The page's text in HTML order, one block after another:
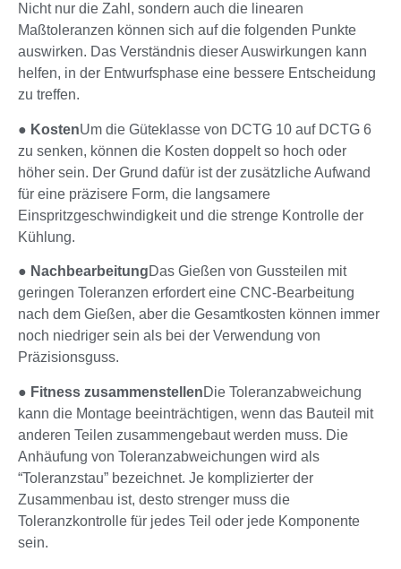
Nicht nur die Zahl, sondern auch die linearen
Maßtoleranzen können sich auf die folgenden Punkte
auswirken. Das Verständnis dieser Auswirkungen kann
helfen, in der Entwurfsphase eine bessere Entscheidung
zu treffen.
● KostenUm die Güteklasse von DCTG 10 auf DCTG 6
zu senken, können die Kosten doppelt so hoch oder
höher sein. Der Grund dafür ist der zusätzliche Aufwand
für eine präzisere Form, die langsamere
Einspritzgeschwindigkeit und die strenge Kontrolle der
Kühlung.
● NachbearbeitungDas Gießen von Gussteilen mit
geringen Toleranzen erfordert eine CNC-Bearbeitung
nach dem Gießen, aber die Gesamtkosten können immer
noch niedriger sein als bei der Verwendung von
Präzisionsguss.
● Fitness zusammenstellenDie Toleranzabweichung
kann die Montage beeinträchtigen, wenn das Bauteil mit
anderen Teilen zusammengebaut werden muss. Die
Anhäufung von Toleranzabweichungen wird als
“Toleranzstau” bezeichnet. Je komplizierter der
Zusammenbau ist, desto strenger muss die
Toleranzkontrolle für jedes Teil oder jede Komponente
sein.